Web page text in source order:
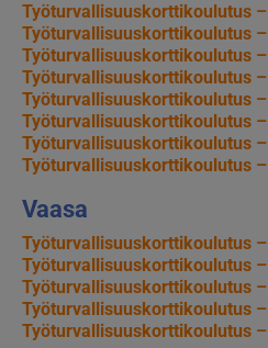
Työturvallisuuskorttikoulutus –
Työturvallisuuskorttikoulutus –
Työturvallisuuskorttikoulutus –
Työturvallisuuskorttikoulutus –
Työturvallisuuskorttikoulutus –
Työturvallisuuskorttikoulutus –
Työturvallisuuskorttikoulutus –
Työturvallisuuskorttikoulutus –
Vaasa
Työturvallisuuskorttikoulutus –
Työturvallisuuskorttikoulutus –
Työturvallisuuskorttikoulutus –
Työturvallisuuskorttikoulutus –
Työturvallisuuskorttikoulutus –